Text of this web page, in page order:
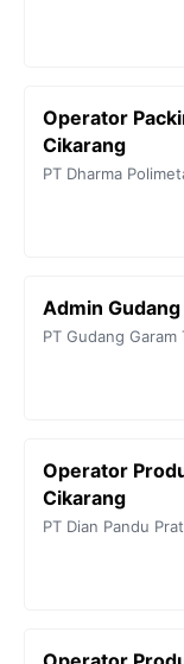
Operator
Cikarang
PT Dharma
Admin
PT Gudang Garam
Operator
Cikarang
PT Dian Pandu